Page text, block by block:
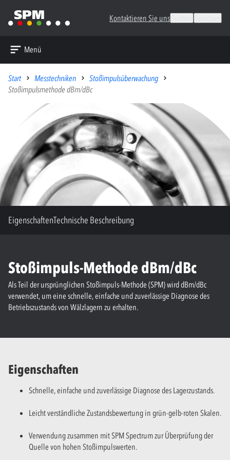
Kontaktieren Sie uns
Menü
Start Messtechniken
Stoßimpulsüberwachung
Stoßimpulsmethode dBm/dBc
EigenschaftenTechnische Beschreibung
Stoßimpuls-Methode dBm/dBc
Als Teil der ursprünglichen Stoßimpuls-Methode (SPM) wird dBm/dBc
verwendet, um eine schnelle, einfache und zuverlässige Diagnose des
Betriebszustands von Wälzlagern zu erhalten.
Eigenschaften
Schnelle, einfache und zuverlässige Diagnose des Lagerzustands.
Leicht verständliche Zustandsbewertung in grün-gelb-roten Skalen.
Verwendung zusammen mit SPM Spectrum zur Überprüfung der
Quelle von hohen Stoßimpulswerten.